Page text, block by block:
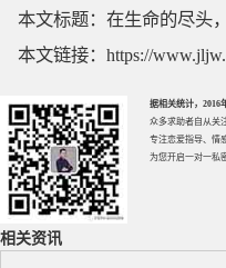
本文标题： 在生命的尽头
本文链接： https://
据相关统计，2016
众多求助者自从关
专注恋爱指导 情
为您开启一对一私
相关资讯